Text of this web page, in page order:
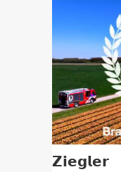
𝗭𝗶𝗲𝗴𝗹𝗲𝗿